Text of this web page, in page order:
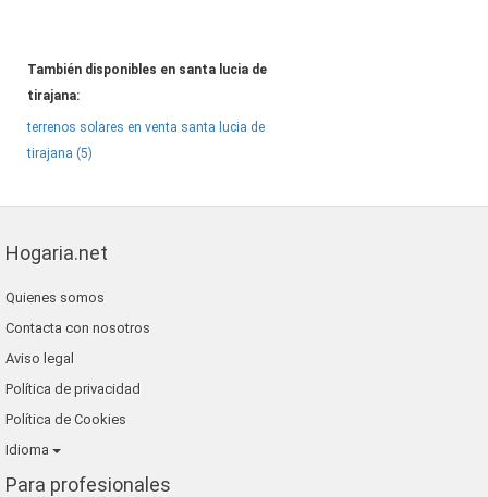
También disponibles en santa lucia de
tirajana:
terrenos solares en venta santa lucia de
tirajana (5)
Hogaria.net
Quienes somos
Contacta con nosotros
Aviso legal
Política de privacidad
Política de Cookies
Idioma
Para profesionales